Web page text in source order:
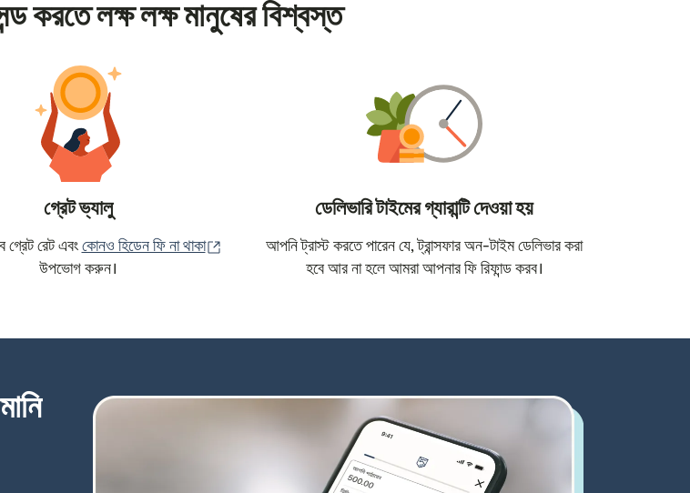
করতে লক্ষ লক্ষ মানুষের বিশ্বস্ত
গ্রেট ভ্যালু
গ্রেট রেট এবং কোনও হিডেন ফি না থাকা
(নতুন উইন্ডোতে খুলবে)
উপভোগ করুন।
ডেলিভারি টাইমের গ্যারান্টি দেওয়া হয়
আপনি ট্রাস্ট করতে পারেন যে, ট্রান্সফার অন-টাইম ডেলিভার করা
হবে আর না হলে আমরা আপনার ফি রিফান্ড করব।